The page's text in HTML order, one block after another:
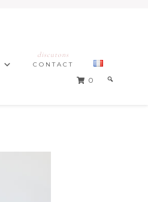
discutons
CONTACT
0